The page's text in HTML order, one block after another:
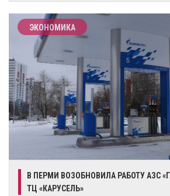
ЭКОНОМИКА
В ПЕРМИ ВОЗОБНОВИЛА РАБОТУ АЗС
ТЦ «КАРУСЕЛЬ»